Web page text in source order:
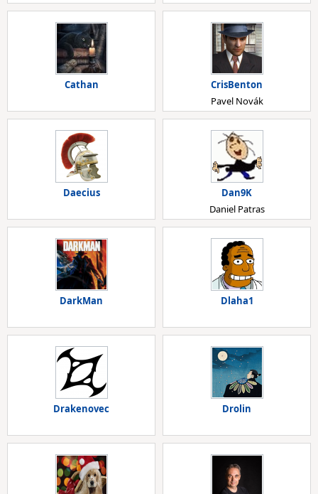
Cathan
CrisBenton
Pavel Novák
Daecius
Dan9K
Daniel Patras
DarkMan Dlaha1
Drakenovec Drolin